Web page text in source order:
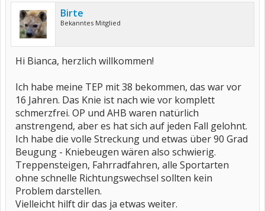
Birte
Bekanntes Mitglied
Hi Bianca, herzlich willkommen!
Ich habe meine TEP mit 38 bekommen, das war vor
16 Jahren. Das Knie ist nach wie vor komplett
schmerzfrei. OP und AHB waren natürlich
anstrengend, aber es hat sich auf jeden Fall gelohnt.
Ich habe die volle Streckung und etwas über 90 Grad
Beugung - Kniebeugen wären also schwierig.
Treppensteigen, Fahrradfahren, alle Sportarten
ohne schnelle Richtungswechsel sollten kein
Problem darstellen.
Vielleicht hilft dir das ja etwas weiter.